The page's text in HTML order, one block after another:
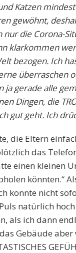
Katzen
gewöhnt,
die Corona-
klarkommen
bezogen. Ich
überraschen
ja gerade alle
Dingen, die
gut geht. Ich
die Eltern
das
einen kleinen
könnten.“
konnte nicht
natürlich
als ich dann
Gebäude